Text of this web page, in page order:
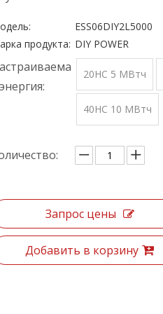
ESS06DIY2L5000
продукта: DIY POWER
20HC 5 МВтч
40HC 10 МВтч
Запрос цены
Добавить в корзину